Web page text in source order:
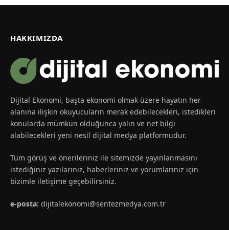
HAKKIMIZDA
Dijital Ekonomi, başta ekonomi olmak üzere hayatın her
alanına ilişkin okuyucuların merak edebilecekleri, istedikleri
konularda mümkün olduğunca yalın ve net bilgi
alabilecekleri yeni nesil dijital medya platformudur.
Tüm görüş ve önerileriniz ile sitemizde yayınlanmasını
istediğiniz yazılarınız, haberleriniz ve yorumlarınız için
bizimle iletişime geçebilirsiniz.
e-posta: dijitalekonomi@sentezmedya.com.tr